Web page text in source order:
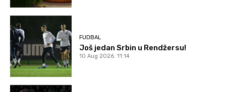
FUDBAL
Još jedan Srbin u Rendžersu!
10 Aug 2026. 11:14